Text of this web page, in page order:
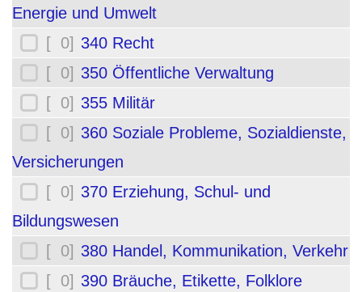
Energie und Umwelt
[ 0] 340 Recht
[ 0] 350 Öffentliche Verwaltung
[ 0] 355 Militär
[ 0] 360 Soziale Probleme, Sozialdienste,
Versicherungen
[ 0] 370 Erziehung, Schul- und
Bildungswesen
[ 0] 380 Handel, Kommunikation, Verkehr
[ 0] 390 Bräuche, Etikette, Folklore